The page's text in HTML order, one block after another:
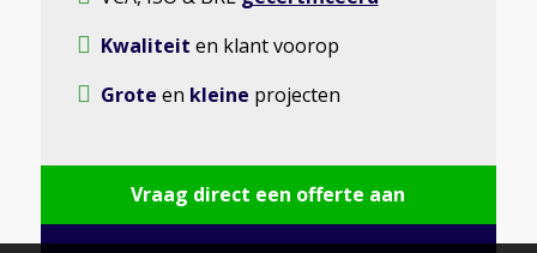
Kwaliteit en klant voorop
Grote en kleine projecten
Vraag direct een offerte aan